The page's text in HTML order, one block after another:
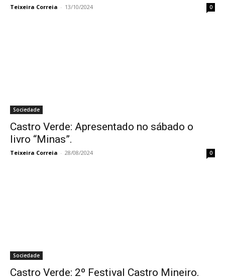
Teixeira Correia - 13/10/2024 0
Sociedade
Castro Verde: Apresentado no sábado o
livro “Minas”.
Teixeira Correia - 28/08/2024 0
Sociedade
Castro Verde: 2º Festival Castro Mineiro.